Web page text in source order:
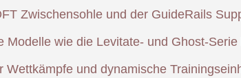
Zwischensohle und der GuideRails
Modelle wie die Levitate- und Ghost-
Wettkämpfe und dynamische